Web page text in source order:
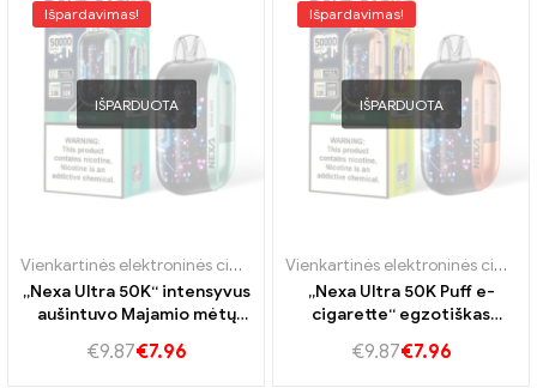
Išpardavimas!
IŠPARDUOTA
Vienkartinės elektroninės cigaretės Portugalija , Vienkartinės
„Nexa Ultra 50K“ intensyvus
aušintuvo Majamio mėtų
€9.87€7.96
Išpardavimas!
IŠPARDUOTA
Vienkartinės elektroninės cigaretės Portugalija
„Nexa Ultra 50K Puff e-
cigarette“ egzotiškas
€9.87€7.96